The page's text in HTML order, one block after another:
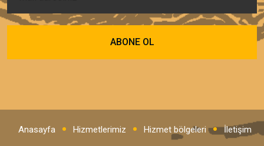
Anasayfa Hizmetlerimiz Hizmet bölgeleri
İletişim